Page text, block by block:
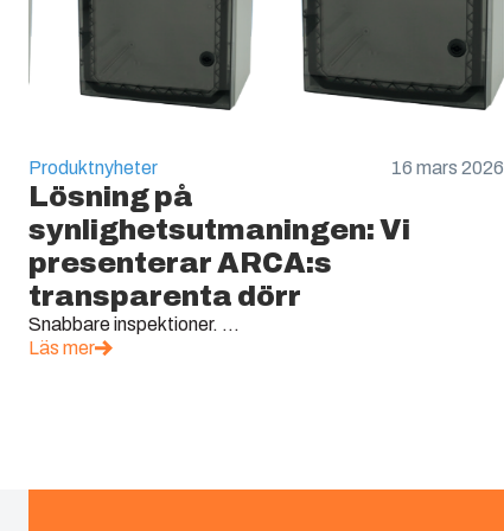
Produktnyheter 16 mars 2026
Lösning på
synlighetsutmaningen: Vi
presenterar ARCA:s
transparenta dörr
Snabbare inspektioner. ...
Läs mer